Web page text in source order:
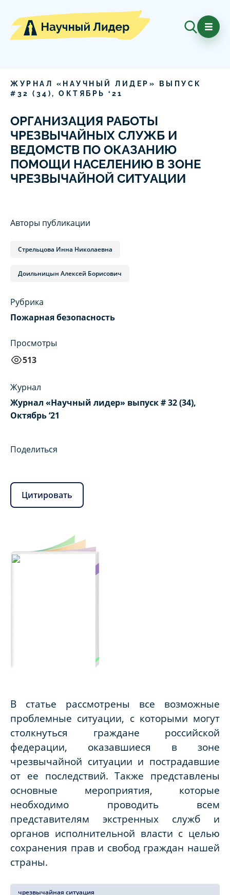
ЖУРНАЛ «НАУЧНЫЙ ЛИДЕР» ВЫПУСК
# 32 ( 34 ), ОКТЯБРЬ ‘ 21
ОРГАНИЗАЦИЯ РАБОТЫ
ЧРЕЗВЫЧАЙНЫХ СЛУЖБ И
ВЕДОМСТВ ПО ОКАЗАНИЮ
ПОМОЩИ НАСЕЛЕНИЮ В ЗОНЕ
ЧРЕЗВЫЧАЙНОЙ СИТУАЦИИ
Авторы публикации
Стрельцова Инна Николаевна
Доильницын Алексей Борисович
Рубрика
Пожарная безопасность
Просмотры
513
Журнал
Журнал «Научный лидер» выпуск # 32 (34),
Октябрь ‘21
Поделиться
Цитировать
В статье рассмотрены все возможные
проблемные ситуации, с которыми могут
столкнуться граждане российской
федерации, оказавшиеся в зоне
чрезвычайной ситуации и пострадавшие
от ее последствий. Также представлены
основные мероприятия, которые
необходимо проводить всем
представителям экстренных служб и
органов исполнительной власти с целью
сохранения прав и свобод граждан нашей
страны.
чрезвычайная ситуация